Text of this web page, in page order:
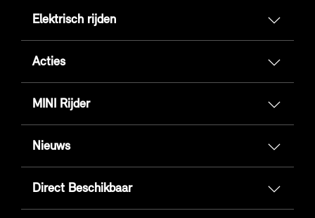
Elektrisch rijden
Acties
MINI Rijder
Nieuws
Direct Beschikbaar